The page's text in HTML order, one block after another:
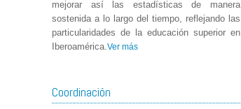
mejorar así las estadísticas de manera
sostenida a lo largo del tiempo, reflejando las
particularidades de la educación superior en
Iberoamérica.Ver más
Coordinación